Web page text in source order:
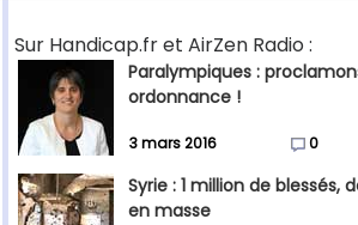
Sur Handicap.fr et AirZen Radio :
Paralympiques :
ordonnance !
3 mars 2016 0
Syrie : 1 million de blessés,
en masse